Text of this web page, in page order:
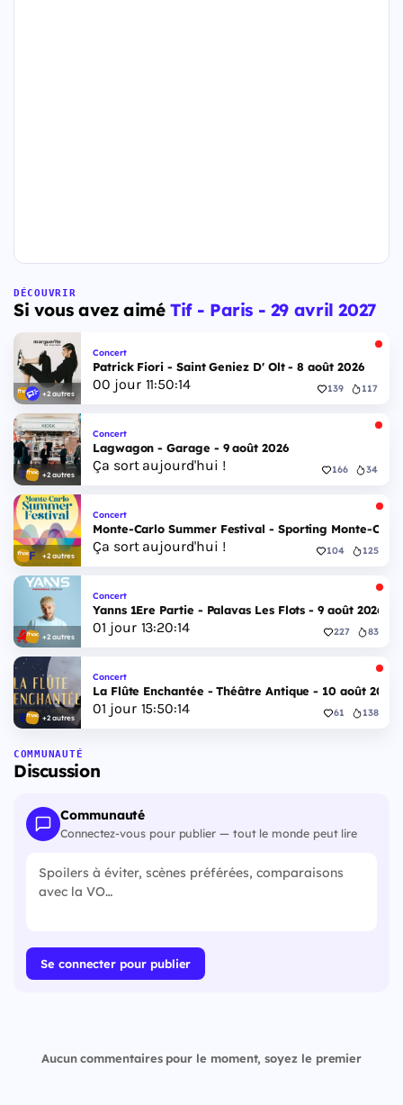
DÉCOUVRIR
Si vous avez aiméTif - Paris - 29 avril 2027
+2 autres
Concert
Patrick Fiori - Saint Geniez D' Olt - 8 août 2026
00 jour 11:50:13 139 117
+2 autres
Concert
Lagwagon - Garage - 9 août 2026
Ça sort aujourd'hui ! 166 34
+2 autres
Concert
Monte-Carlo Summer Festival - Sporting Monte-
Ça sort aujourd'hui ! 104 125
+2 autres
Concert
Yanns 1Ere Partie - Palavas Les Flots - 9 août 2026
01 jour 13:20:13 227 83
+2 autres
Concert
La Flûte Enchantée - Théâtre Antique - 10 août 2026
01 jour 15:50:13 61 138
COMMUNAUTÉ
Discussion
Communauté
Connectez-vous pour publier — tout le monde peut lire
Se connecter pour publier
Aucun commentaires pour le moment, soyez le premier